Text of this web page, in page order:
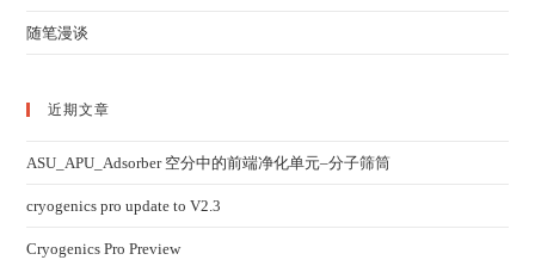
随笔漫谈
近期文章
ASU_APU_Adsorber 空分中的前端净化单元–分子筛筒
cryogenics pro update to V2.3
Cryogenics Pro Preview